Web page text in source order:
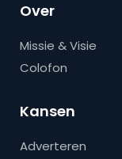
Over
Missie & Visie
Colofon
Kansen
Adverteren